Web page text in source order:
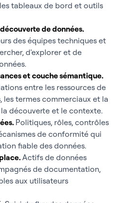
tableaux de bord et outils
de données.
des équipes techniques et
d'explorer et de
et couche sémantique.
entre les ressources de
les termes commerciaux et la
découverte et le contexte.
Politiques, rôles, contrôles
de conformité qui
fiable des données.
Actifs de données
de documentation,
aux utilisateurs